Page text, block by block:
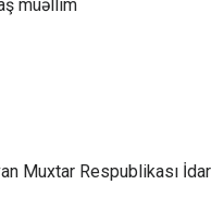
müəllim
Muxtar Respublikası